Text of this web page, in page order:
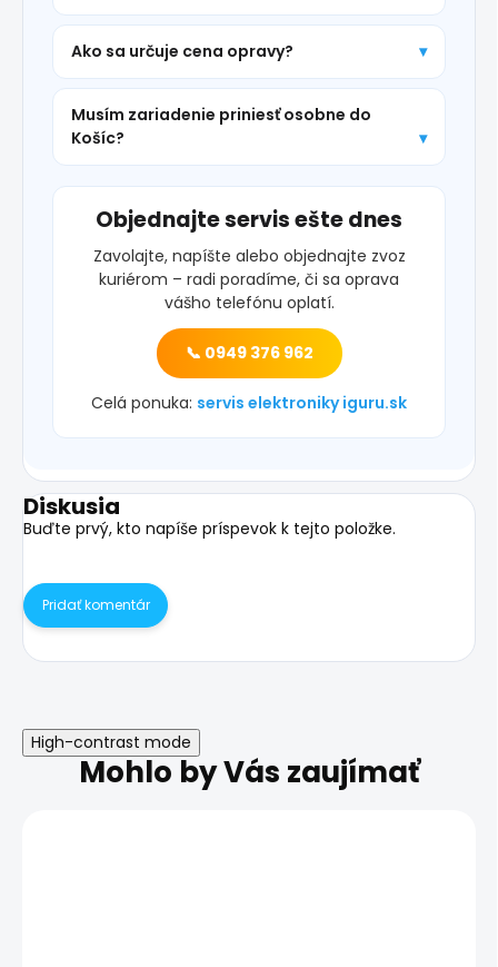
Ako sa určuje cena opravy?
Musím zariadenie priniesť osobne do
Košíc?
Objednajte servis ešte dnes
Zavolajte, napíšte alebo objednajte zvoz
kuriérom – radi poradíme, či sa oprava
vášho telefónu oplatí.
📞 0949 376 962
Celá ponuka: servis elektroniky iguru.sk
Diskusia
Buďte prvý, kto napíše príspevok k tejto položke.
Pridať komentár
High-contrast mode
Mohlo by Vás zaujímať